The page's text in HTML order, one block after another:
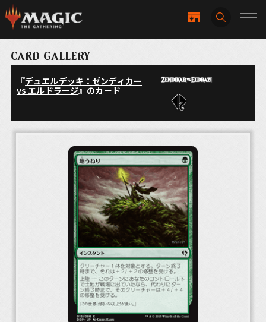
CARD GALLERY
『デュエルデッキ：ゼンディカー
vs エルドラージ』のカード